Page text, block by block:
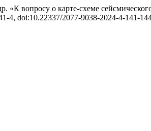
«К вопросу о карте-схеме
4, doi:10.22337/2077-9038-2024-4-141-